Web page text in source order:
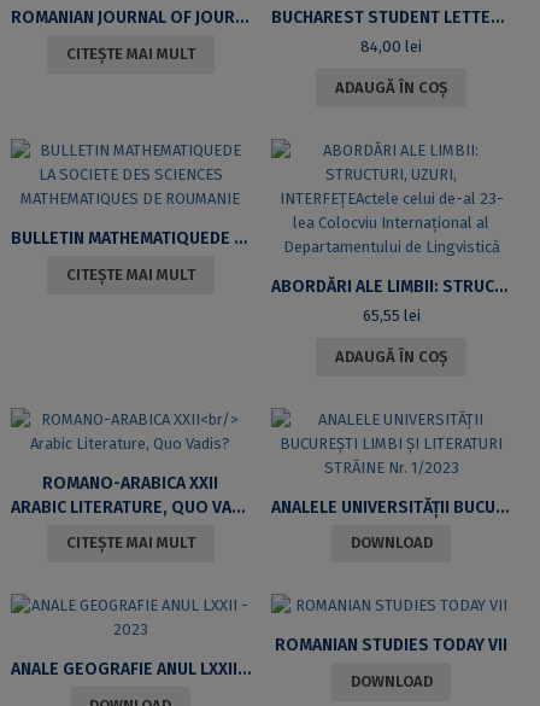
ROMANIAN JOURNAL OF JOURNALISM AND COMMUNICATION
CITEȘTE MAI MULT
BUCHAREST STUDENT LETTERS COLLOQUIAVOLUMELE VII ȘI VIII / EDIȚIILE 2020, 2021
84,00lei
ADAUGĂ ÎN COȘ
BULLETIN MATHEMATIQUEDE LA SOCIETE DES SCIENCES MATHEMATIQUES DE ROUMANIE
CITEȘTE MAI MULT
ABORDĂRI ALE LIMBII: STRUCTURI, UZURI, INTERFEȚEACTELE CELUI DE-AL 23-LEA COLOCVIU INTERNAȚIONAL AL DEPARTAMENTULUI DE LINGVISTICĂ
65,55 lei
ADAUGĂ ÎN COȘ
ROMANO-ARABICA XXII
ARABIC LITERATURE, QUO VADIS?
CITEȘTE MAI MULT
ANALELE UNIVERSITĂŢII BUCUREŞTI LIMBI ŞI LITERATURI STRĂINE NR. 1/2023
DOWNLOAD
ANALE GEOGRAFIE ANUL LXXII – 2023
ROMANIAN STUDIES TODAY VII
DOWNLOAD